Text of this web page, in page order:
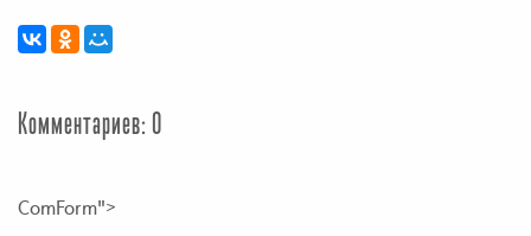
Комментариев: 0
ComForm">